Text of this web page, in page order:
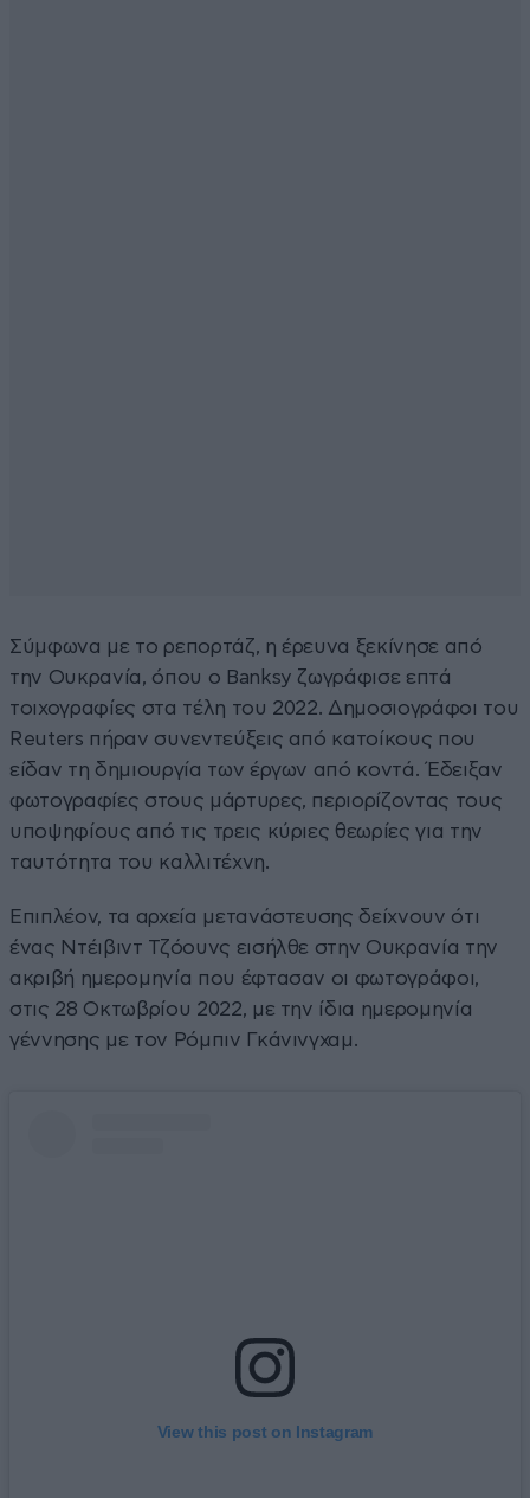
Σύμφωνα με το ρεπορτάζ, η έρευνα ξεκίνησε από
την Ουκρανία, όπου ο Banksy ζωγράφισε επτά
τοιχογραφίες στα τέλη του 2022. Δημοσιογράφοι του
Reuters πήραν συνεντεύξεις από κατοίκους που
είδαν τη δημιουργία των έργων από κοντά. Έδειξαν
φωτογραφίες στους μάρτυρες, περιορίζοντας τους
υποψηφίους από τις τρεις κύριες θεωρίες για την
ταυτότητα του καλλιτέχνη.
Επιπλέον, τα αρχεία μετανάστευσης δείχνουν ότι
ένας Ντέιβιντ Τζόουνς εισήλθε στην Ουκρανία την
ακριβή ημερομηνία που έφτασαν οι φωτογράφοι,
στις 28 Οκτωβρίου 2022, με την ίδια ημερομηνία
γέννησης με τον Ρόμπιν Γκάνινγχαμ.
View this post on Instagram